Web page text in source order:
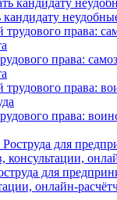
кандидату
права:
права:
для
онлайн-